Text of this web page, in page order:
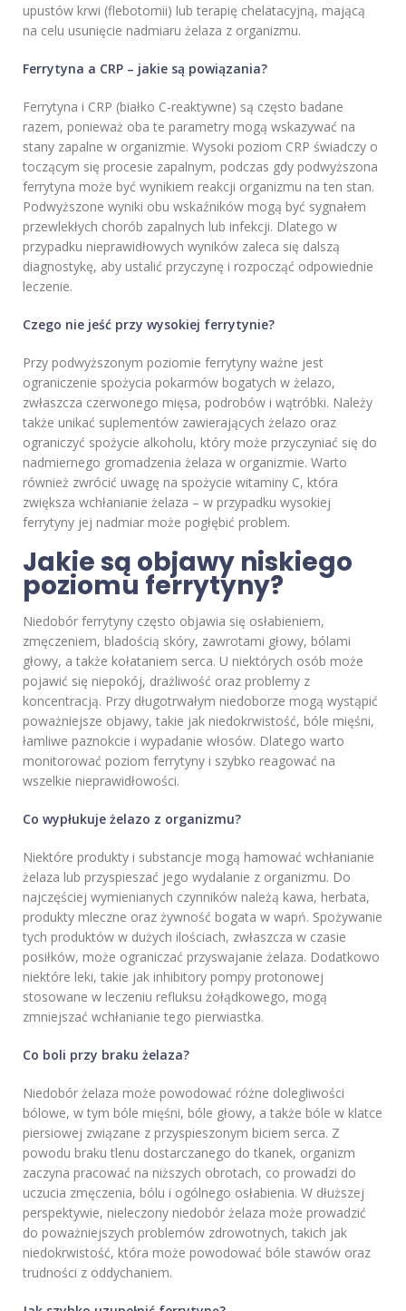
upustów krwi (flebotomii) lub terapię chelatacyjną, mającą
na celu usunięcie nadmiaru żelaza z organizmu.
Ferrytyna a CRP – jakie są powiązania?
Ferrytyna i CRP (białko C-reaktywne) są często badane
razem, ponieważ oba te parametry mogą wskazywać na
stany zapalne w organizmie. Wysoki poziom CRP świadczy o
toczącym się procesie zapalnym, podczas gdy podwyższona
ferrytyna może być wynikiem reakcji organizmu na ten stan.
Podwyższone wyniki obu wskaźników mogą być sygnałem
przewlekłych chorób zapalnych lub infekcji. Dlatego w
przypadku nieprawidłowych wyników zaleca się dalszą
diagnostykę, aby ustalić przyczynę i rozpocząć odpowiednie
leczenie.
Czego nie jeść przy wysokiej ferrytynie?
Przy podwyższonym poziomie ferrytyny ważne jest
ograniczenie spożycia pokarmów bogatych w żelazo,
zwłaszcza czerwonego mięsa, podrobów i wątróbki. Należy
także unikać suplementów zawierających żelazo oraz
ograniczyć spożycie alkoholu, który może przyczyniać się do
nadmiernego gromadzenia żelaza w organizmie. Warto
również zwrócić uwagę na spożycie witaminy C, która
zwiększa wchłanianie żelaza – w przypadku wysokiej
ferrytyny jej nadmiar może pogłębić problem.
Jakie są objawy niskiego
poziomu ferrytyny?
Niedobór ferrytyny często objawia się osłabieniem,
zmęczeniem, bladością skóry, zawrotami głowy, bólami
głowy, a także kołataniem serca. U niektórych osób może
pojawić się niepokój, drażliwość oraz problemy z
koncentracją. Przy długotrwałym niedoborze mogą wystąpić
poważniejsze objawy, takie jak niedokrwistość, bóle mięśni,
łamliwe paznokcie i wypadanie włosów. Dlatego warto
monitorować poziom ferrytyny i szybko reagować na
wszelkie nieprawidłowości.
Co wypłukuje żelazo z organizmu?
Niektóre produkty i substancje mogą hamować wchłanianie
żelaza lub przyspieszać jego wydalanie z organizmu. Do
najczęściej wymienianych czynników należą kawa, herbata,
produkty mleczne oraz żywność bogata w wapń. Spożywanie
tych produktów w dużych ilościach, zwłaszcza w czasie
posiłków, może ograniczać przyswajanie żelaza. Dodatkowo
niektóre leki, takie jak inhibitory pompy protonowej
stosowane w leczeniu refluksu żołądkowego, mogą
zmniejszać wchłanianie tego pierwiastka.
Co boli przy braku żelaza?
Niedobór żelaza może powodować różne dolegliwości
bólowe, w tym bóle mięśni, bóle głowy, a także bóle w klatce
piersiowej związane z przyspieszonym biciem serca. Z
powodu braku tlenu dostarczanego do tkanek, organizm
zaczyna pracować na niższych obrotach, co prowadzi do
uczucia zmęczenia, bólu i ogólnego osłabienia. W dłuższej
perspektywie, nieleczony niedobór żelaza może prowadzić
do poważniejszych problemów zdrowotnych, takich jak
niedokrwistość, która może powodować bóle stawów oraz
trudności z oddychaniem.